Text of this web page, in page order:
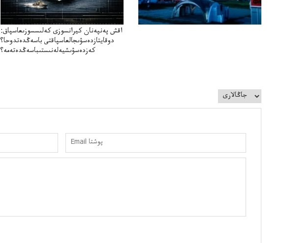
اقش پەنپەنان كيرانسوزى كەلىسسوزىعاسپاق:
دوقايتازدەسۋىجالعاسپاقتى باسەڭدەتدوحا؟
كەزدەسۋىشيەلەنىستىباسەڭدەتەمە؟